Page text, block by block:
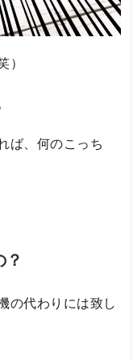
）
ば、何のこっち
の代わりには致し